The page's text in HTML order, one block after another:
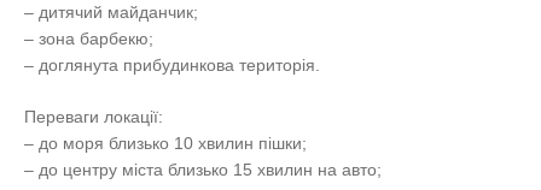
– дитячий майданчик;
– зона барбекю;
– доглянута прибудинкова територія.
Переваги локації:
– до моря близько 10 хвилин пішки;
– до центру міста близько 15 хвилин на авто;